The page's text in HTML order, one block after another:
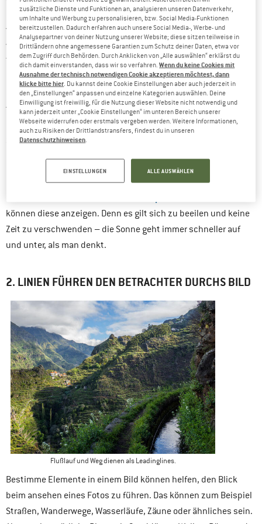
Fotos zu schießen. Wenn die Sonne untergeht, wird das Licht
viel weicher und wirft keinen harten Schatten mehr. Die Farben
wirken sehr viel intensiver. Insgesamt ist im Vergleich zum
Tageslicht deutlich mehr Kontrast vorhanden. Das besondere
Licht kann für ein sehr dramatisch wirkendes Umfeld sorgen.
Und genau diese Stimmung und Emotionen wollen wir ja
transportieren. Besonders zur goldenen Stunde kann der
Fotograf optimal experimentieren und Schatten oder
Silhouetten kreativ mit ins Bild einbauen.
Der Zeit von Sonnenauf- und Untergangs kann für die jeweilige
Region übers Internet herausgefunden werden. Auch viele
können diese anzeigen. Denn es gilt sich zu beeilen und keine
Zeit zu verschwenden – die Sonne geht immer schneller auf
und unter, als man denkt.
2. LINIEN FÜHREN DEN BETRACHTER DURCHS BILD
Flußlauf und Weg dienen als Leadinglines.
Bestimme Elemente in einem Bild können helfen, den Blick
beim ansehen eines Fotos zu führen. Das können zum Beispiel
Straßen, Wanderwege, Wasserläufe, Zäune oder ähnliches sein.
zusätzliche Dienste und Funktionen an, analysieren unseren Datenverkehr,
um Inhalte und Werbung zu personalisieren, bzw. Social Media-Funktionen
bereitzustellen. Dadurch erfahren auch unsere Social Media-, Werbe- und
Analysepartner von deiner Nutzung unserer Website; diese sitzen teilweise in
Drittländern ohne angemessene Garantien zum Schutz deiner Daten, etwa vor
dem Zugriff durch Behörden. Durch Anklicken von „Alle auswählen“ erklärst du
dich damit einverstanden, dass wir so verfahren.Wenn du keine Cookies mit
Ausnahme der technisch notwendigen Cookie akzeptieren möchtest, dann
klicke bitte hier . Du kannst deine Cookie Einstellungen aber auch jederzeit in
den „Einstellungen“ anpassen und einzelne Kategorien auswählen. Deine
Einwilligung ist freiwillig, für die Nutzung dieser Website nicht notwendig und
kann jederzeit unter „Cookie Einstellungen“ im unteren Bereich unserer
Webseite widerrufen oder erstmals vergeben werden. Weitere Informationen,
auch zu Risiken der Drittlandstransfers, findest du in unseren
Datenschutzhinweisen
EINSTELLUNGEN ALLE AUSWÄHLEN